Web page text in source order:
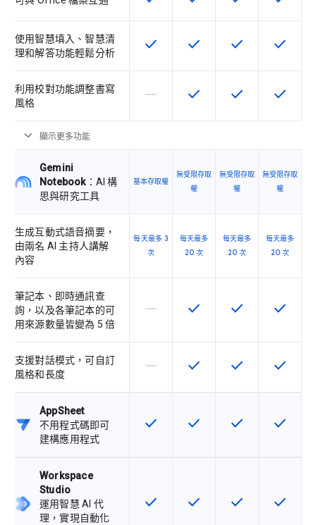
使用智慧填入、智慧清
理和解答功能輕鬆分析
這項功能適用於該 SKU
check 這項功能適用於該 SKU
check 這項功能適用於
check 這項功
check
利用校對功能調整書寫
風格
這個 SKU 不支援這項功能
horizontal_rule 這項功能適用於該 SKU
check 這項功能適用於
check 這項功
check
expand_more 顯示更多功能
Gemini
Notebook：AI 構
思與研究工具
基本存取權
無受限存取
權
無受限存取
權
無受限存取
權
生成互動式語音摘要，
由兩名 AI 主持人講解
內容
每天最多 3
次
每天最多
20 次
每天最多
20 次
每天最多
20 次
筆記本、即時通訊查
詢，以及各筆記本的可
用來源數量皆變為 5 倍
這個 SKU 不支援這項功能
horizontal_rule 這項功能適用於該 SKU
check 這項功能適用於
check 這項功
check
支援對話模式，可自訂
風格和長度
這個 SKU 不支援這項功能
horizontal_rule 這項功能適用於該 SKU
check 這項功能適用於
check 這項功
check
AppSheet
不用程式碼即可
建構應用程式
這項功能適用於該 SKU
check 這項功能適用於該 SKU
check 這項功能適用於
check 這項功
check
Workspace
Studio
運用智慧 AI 代
理，實現自動化
這項功能適用於該 SKU
check 這項功能適用於該 SKU
check 這項功能適用於
check 這項功
check